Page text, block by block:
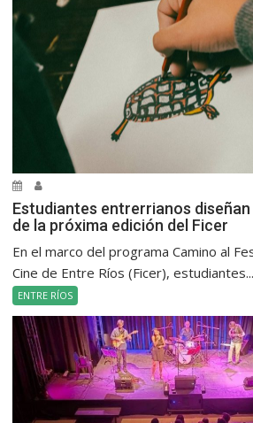
Estudiantes entrerrianos
de la próxima edición del Ficer
En el marco del programa Camino al
Cine de Entre Ríos (Ficer), estudiantes...
ENTRE RÍOS